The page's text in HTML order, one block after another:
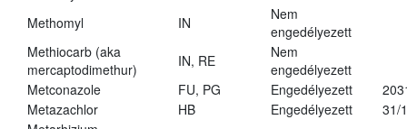
Methomyl
IN
Nem
engedélyezett
Methiocarb (aka
mercaptodimethur)
IN, RE
Nem
engedélyezett
Metconazole
FU, PG Engedélyezett
Metazachlor
HB Engedélyezett
31/